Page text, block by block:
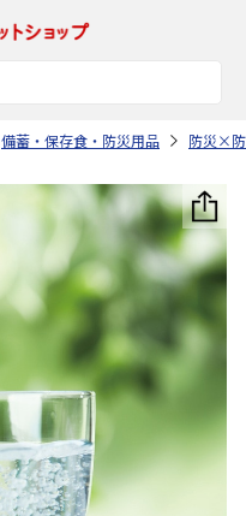
備蓄・保存食・防災用品 防災×防